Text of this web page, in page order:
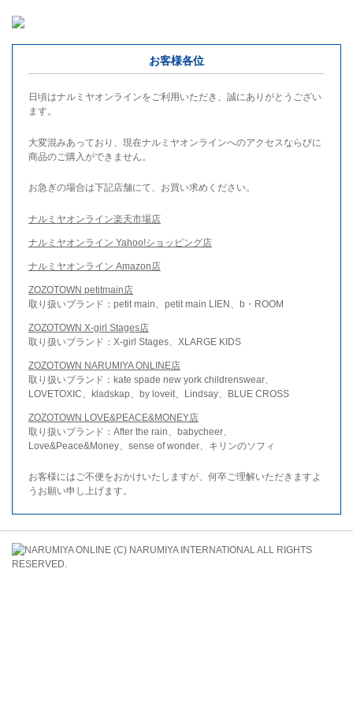
お客様各位
日頃はナルミヤオンラインをご利用いただき、誠にありがとうござい
ます。
大変混みあっており、現在ナルミヤオンラインへのアクセスならびに
商品のご購入ができません。
お急ぎの場合は下記店舗にて、お買い求めください。
ナルミヤオンライン楽天市場店
ナルミヤオンライン Yahoo!ショッピング店
ナルミヤオンライン Amazon店
ZOZOTOWN petitmain店
取り扱いブランド：petit main、petit main LIEN、b・ROOM
ZOZOTOWN X-girl Stages店
取り扱いブランド：X-girl Stages、XLARGE KIDS
ZOZOTOWN NARUMIYA ONLINE店
取り扱いブランド：kate spade new york childrenswear、
LOVETOXIC、kladskap、by loveit、Lindsay、BLUE CROSS
ZOZOTOWN LOVE&PEACE&MONEY店
取り扱いブランド：After the rain、babycheer、
Love&Peace&Money、sense of wonder、キリンのソフィ
お客様にはご不便をおかけいたしますが、何卒ご理解いただきますよ
うお願い申し上げます。